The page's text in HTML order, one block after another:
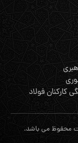
فولاد
محفوظ می باشد.